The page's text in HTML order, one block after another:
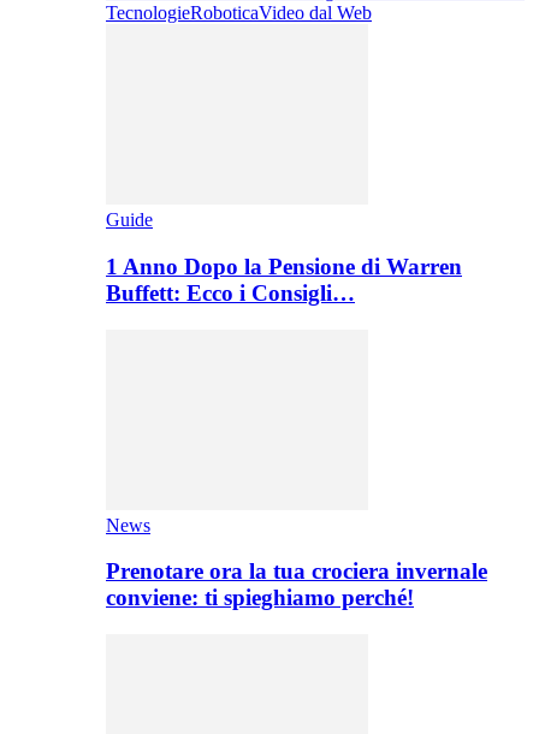
TecnologieRoboticaVideo dal Web
Guide
1 Anno Dopo la Pensione di Warren
Buffett: Ecco i Consigli…
News
Prenotare ora la tua crociera invernale
conviene: ti spieghiamo perché!